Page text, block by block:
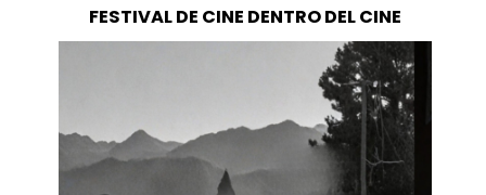
FESTIVAL DE CINE DENTRO DEL CINE